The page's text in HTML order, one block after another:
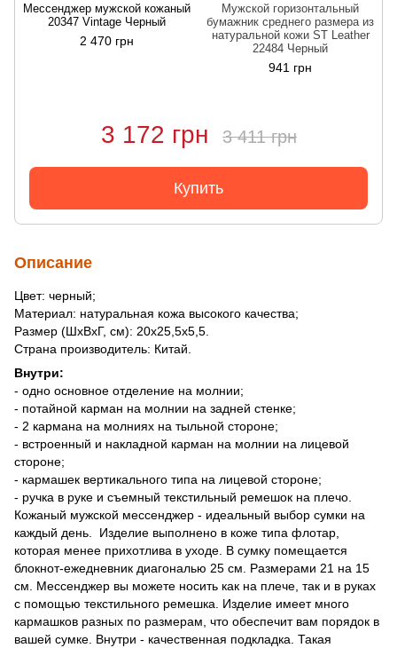
Мессенджер мужской кожаный
20347 Vintage Черный
2 470 грн
Мужской горизонтальный
бумажник среднего размера из
натуральной кожи ST Leather
22484 Черный
941 грн
3 172 грн 3 411 грн
Купить
Описание
Цвет: черный;
Материал: натуральная кожа высокого качества;
Размер (ШхВхГ, см): 20х25,5х5,5.
Страна производитель: Китай.
Внутри:
- одно основное отделение на молнии;
- потайной карман на молнии на задней стенке;
- 2 кармана на молниях на тыльной стороне;
- встроенный и накладной карман на молнии на лицевой
стороне;
- кармашек вертикального типа на лицевой стороне;
- ручка в руке и съемный текстильный ремешок на плечо.
Кожаный мужской мессенджер - идеальный выбор сумки на
каждый день. Изделие выполнено в коже типа флотар,
которая менее прихотлива в уходе. В сумку помещается
блокнот-ежедневник диагональю 25 см. Размерами 21 на 15
см. Мессенджер вы можете носить как на плече, так и в руках
с помощью текстильного ремешка. Изделие имеет много
кармашков разных по размерам, что обеспечит вам порядок в
вашей сумке. Внутри - качественная подкладка. Такая